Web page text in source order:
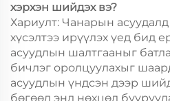
хэрхэн шийдэх вэ?
Хариулт: Чанарын асуудалд
хүсэлтээ ирүүлэх үед бид
асуудлын шалтгааныг
бичлэг оролцуулахыг
асуудлын үндсэн дээр
бөгөөд энд нөхцөл